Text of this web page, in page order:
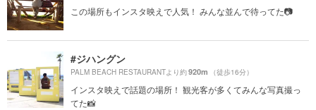
この場所もインスタ映えで人気！ みんな並んで待ってた📷
#ジハングン
PALM BEACH RESTAURANTより約920m （徒歩16分）
インスタ映えで話題の場所！ 観光客が多くてみんな写真撮っ
てた📸